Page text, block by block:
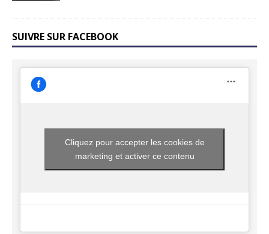
SUIVRE SUR FACEBOOK
Cliquez pour accepter les cookies de
marketing et activer ce contenu